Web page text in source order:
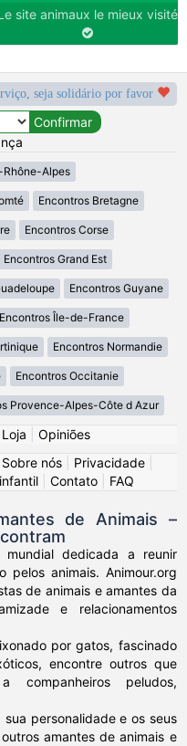
site animaux le mieux visité
seja solidário por favor
Rhône-Alpes
Encontros Bretagne
Encontros Corse
Encontros Grand Est
Encontros Guyane
Encontros Île-de-France
Encontros Normandie
Encontros Occitanie
Provence-Alpes-Côte d Azur
Loja
Opiniões
Sobre nós Privacidade
Contato FAQ
de Animais –
mundial dedicada a reunir
pelos animais. Animour.org
de animais e amantes da
e relacionamentos
por gatos, fascinado
encontre outros que
peludos,
personalidade e os seus
amantes de animais e